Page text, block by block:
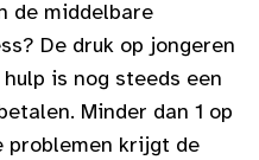
de middelbare
De druk op jongeren
is nog steeds een
Minder dan 1 op
problemen krijgt de